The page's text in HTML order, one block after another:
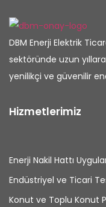
DBM Enerji Elektrik
sektöründe uzun
yenilikçi ve güvenilir
Hizmetlerimiz
Enerji Nakil Hattı
Endüstriyel ve Ticari
Konut ve Toplu Konut